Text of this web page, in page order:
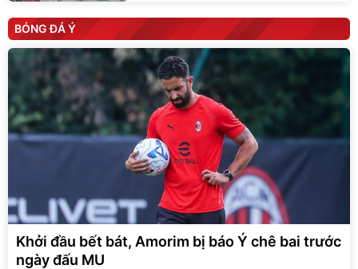
BÓNG ĐÁ Ý
Khởi đầu bết bát, Amorim bị báo Ý chê bai trước
ngày đấu MU